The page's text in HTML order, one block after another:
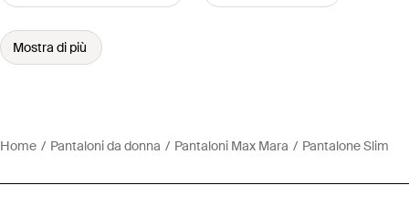
Mostra di più
Home Pantaloni da donna Pantaloni Max Mara Pantalone Slim